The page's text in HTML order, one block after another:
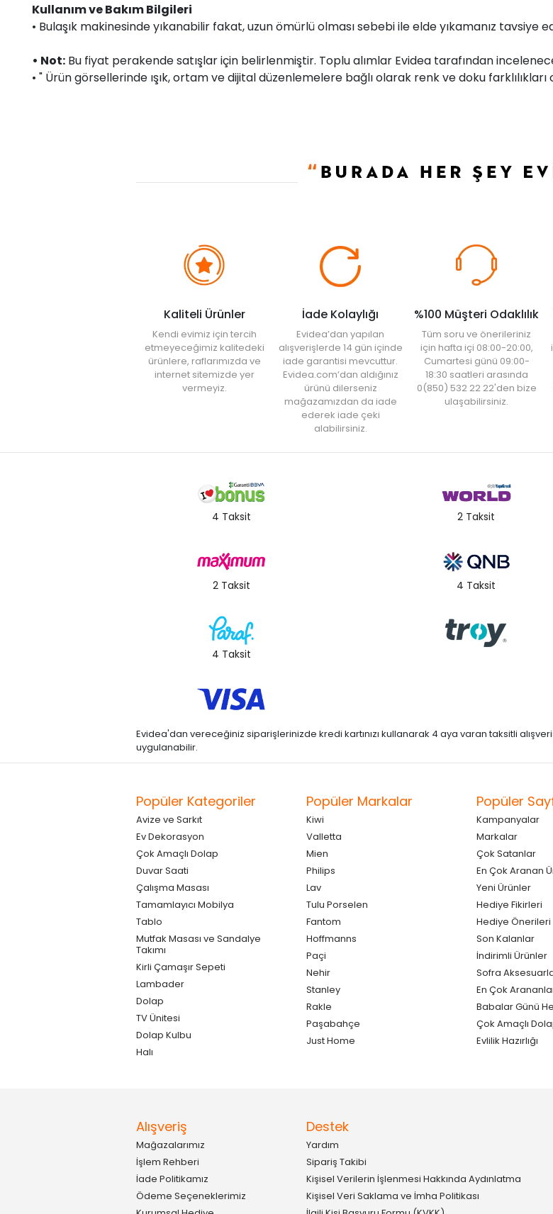
Kullanım ve Bakım Bilgileri
• Bulaşık makinesinde yıkanabilir fakat, uzun ömürlü olması sebebi ile elde yıkamanız tavsiye
• Not: Bu fiyat perakende satışlar için belirlenmiştir. Toplu alımlar Evidea tarafından
• " Ürün görsellerinde ışık, ortam ve dijital düzenlemelere bağlı olarak renk ve doku farklılıkları
Kaliteli Ürünler
Kendi evimiz için tercih
etmeyeceğimiz kalitedeki
ürünlere, raflarımızda ve
internet sitemizde yer
vermeyiz.
İade Kolaylığı
Evidea’dan yapılan
alışverişlerde 14 gün içinde
iade garantisi mevcuttur.
Evidea.com’dan aldığınız
ürünü dilerseniz
mağazamızdan da iade
ederek iade çeki
alabilirsiniz.
%100 Müşteri Odaklılık
Tüm soru ve önerileriniz
için hafta içi 08:00-20:00,
Cumartesi günü 09:00-
18:30 saatleri arasında
0(850) 532 22 22'den bize
ulaşabilirsiniz.
4 Taksit 2 Taksit
2 Taksit 4 Taksit
4 Taksit
Evidea'dan vereceğiniz siparişlerinizde kredi kartınızı kullanarak 4 aya varan taksitli
uygulanabilir.
Popüler Kategoriler
Avize ve Sarkıt
Ev Dekorasyon
Çok Amaçlı Dolap
Duvar Saati
Çalışma Masası
Tamamlayıcı Mobilya
Tablo
Mutfak Masası ve Sandalye
Takımı
Kirli Çamaşır Sepeti
Lambader
Dolap
TV Ünitesi
Dolap Kulbu
Halı
Popüler Markalar
Kiwi
Valletta
Mien
Philips
Lav
Tulu Porselen
Fantom
Hoffmanns
Paçi
Nehir
Stanley
Rakle
Paşabahçe
Just Home
Popüler
Kampanyalar
Markalar
Çok Satanlar
En Çok Aranan
Yeni Ürünler
Hediye Fikirleri
Hediye Önerileri
Son Kalanlar
İndirimli Ürünler
Sofra
En Çok
Babalar Günü
Çok Amaçlı
Evlilik Hazırlığı
Alışveriş
Mağazalarımız
İşlem Rehberi
İade Politikamız
Ödeme Seçeneklerimiz
Destek
Yardım
Sipariş Takibi
Kişisel Verilerin İşlenmesi Hakkında Aydınlatma
Kişisel Veri Saklama ve İmha Politikası